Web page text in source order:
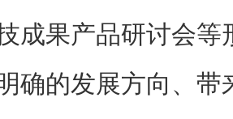
成果产品研讨会等
确的发展方向、带